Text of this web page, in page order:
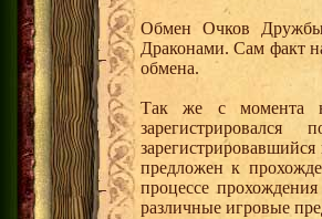
Обмен Очков Дружбы
Драконами. Сам факт
обмена.
Так же с момента
предложен к
процессе
различные игровые